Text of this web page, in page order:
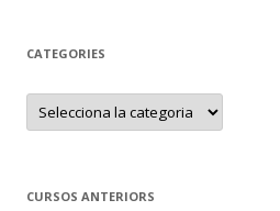
CATEGORIES
C
t
rCURSOS ANTERIORS